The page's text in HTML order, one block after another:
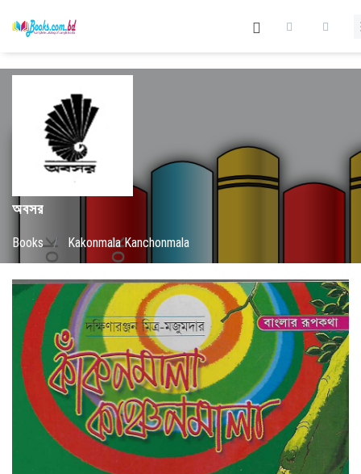
অবসর
Books / Kakonmala Kanchonmala